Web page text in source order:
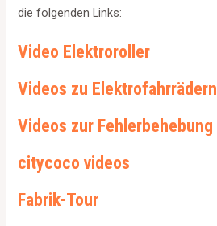
die folgenden Links:
Video Elektroroller
Videos zu Elektrofahrrädern
Videos zur Fehlerbehebung
citycoco videos
Fabrik-Tour